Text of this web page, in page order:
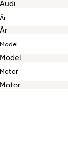
År
Model
Motor